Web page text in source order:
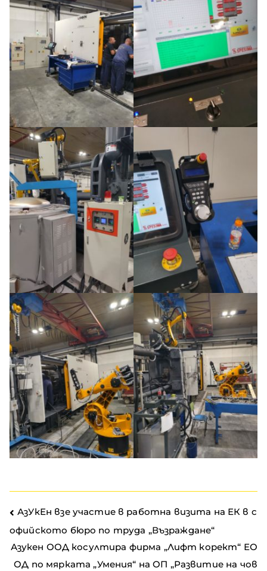
АзУкЕн взе участие в работна визита на ЕК в с
офийското бюро по труда „Възраждане“
Азукен ООД косултира фирма „Лифт корект“ ЕО
ОД по мярката „Умения“ на ОП „Развитие на чов